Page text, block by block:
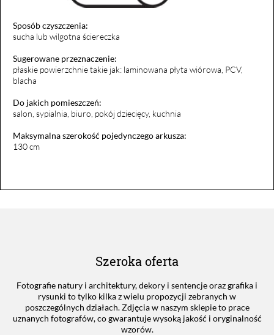
Sposób czyszczenia:
sucha lub wilgotna ściereczka
Sugerowane przeznaczenie:
płaskie powierzchnie takie jak: laminowana płyta wiórowa, PCV,
blacha
Do jakich pomieszczeń:
salon, sypialnia, biuro, pokój dziecięcy, kuchnia
Maksymalna szerokość pojedynczego arkusza:
130 cm
Szeroka oferta
Fotografie natury i architektury, dekory i sentencje oraz grafika i
rysunki to tylko kilka z wielu propozycji zebranych w
poszczególnych działach. Zdjęcia w naszym sklepie to prace
uznanych fotografów, co gwarantuje wysoką jakość i oryginalność
wzorów.